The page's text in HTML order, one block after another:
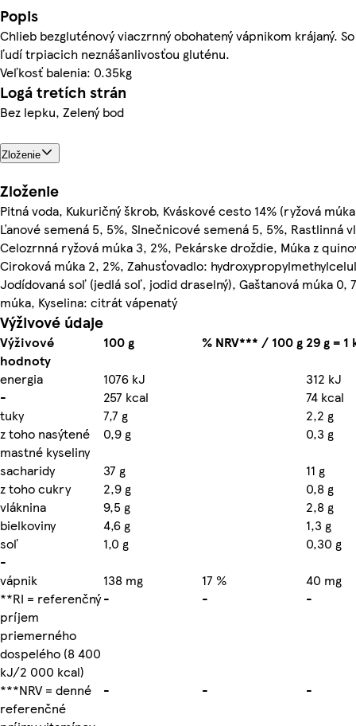
Popis
Chlieb bezgluténový viaczrnný obohatený vápnikom krájaný.
ľudí trpiacich neznášanlivosťou gluténu.
Veľkosť balenia: 0.35kg
Logá tretích strán
Bez lepku, Zelený bod
Zloženie
Zloženie
Pitná voda, Kukuričný škrob, Kváskové cesto 14% (ryžová
Ľanové semená 5, 5%, Slnečnicové semená 5, 5%, Rastlinná
Celozrnná ryžová múka 3, 2%, Pekárske droždie, Múka z
Ciroková múka 2, 2%, Zahusťovadlo:
Jodídovaná soľ (jedlá soľ, jodid draselný), Gaštanová múka 0,
múka, Kyselina: citrát vápenatý
Výživové údaje
Výživové
hodnoty
100 g % NRV*** / 100 g 29 g =
energia
1076 kJ
312 kJ
-
257 kcal
74 kcal
tuky
7,7 g
2,2 g
z toho nasýtené
mastné kyseliny
0,9 g
0,3 g
sacharidy
37 g
11 g
z toho cukry
2,9 g
0,8 g
vláknina
9,5 g
2,8 g
bielkoviny
4,6 g
1,3 g
soľ
1,0 g
0,30 g
-
vápnik
138 mg 17 %
40 mg
**RI = referenčný
príjem
priemerného
dospelého (8 400
kJ/2 000 kcal)
- - -
***NRV = denné
referenčné
- - -